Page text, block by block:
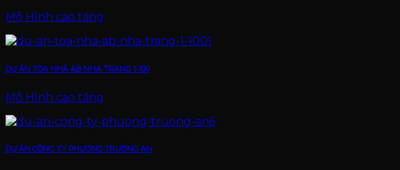
Mô Hình cao tầng
DỰ ÁN TÒA NHÀ AB NHA TRANG 1-100
Mô Hình cao tầng
DỰ ÁN CÔNG TY PHƯƠNG TRƯỜNG AN